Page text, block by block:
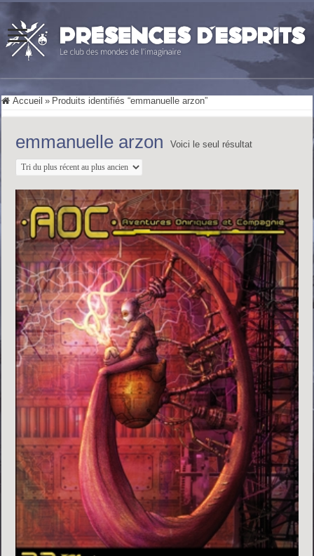
Accueil » Produits identifiés “emmanuelle arzon”
emmanuelle arzon Voici le seul résultat